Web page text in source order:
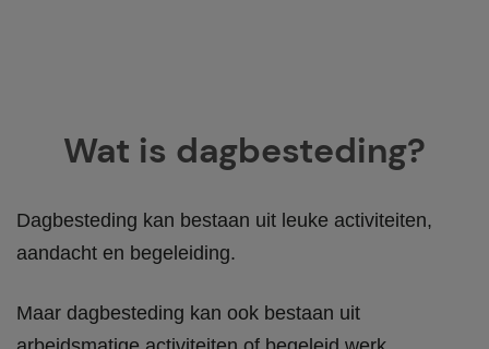
Wat is dagbesteding?
Dagbesteding kan bestaan uit leuke activiteiten,
aandacht en begeleiding.
Maar dagbesteding kan ook bestaan uit